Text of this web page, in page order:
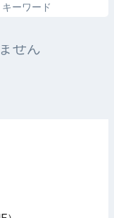
せん